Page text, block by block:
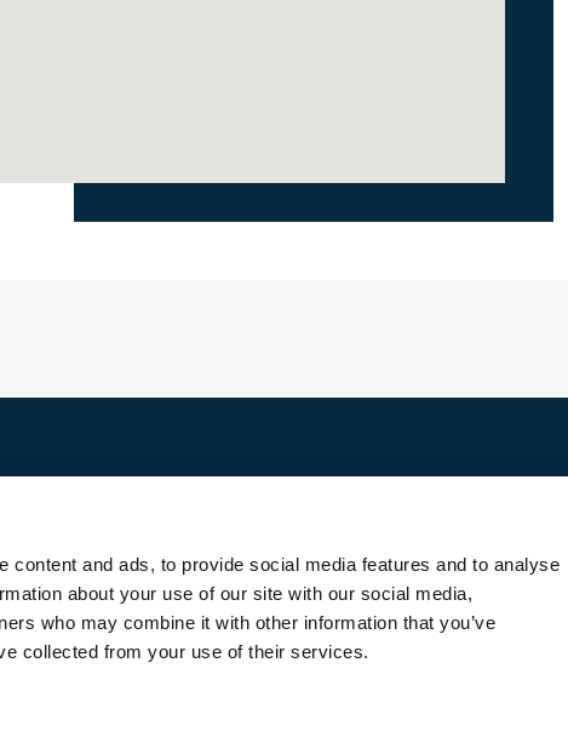
content and ads, to provide social media features and to analyse
about your use of our site with our social media,
who may combine it with other information that you’ve
collected from your use of their services.
Vente
Nous confier votre bien
Blog
Contact